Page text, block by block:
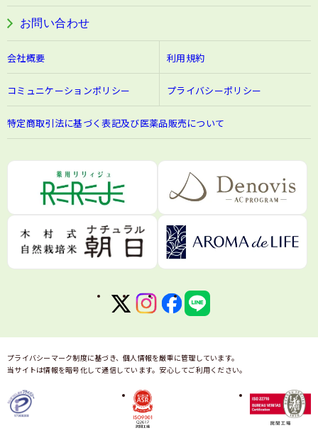
お問い合わせ
会社概要 利用規約
コミュニケーションポリシー プライバシーポリシー
特定商取引法に基づく表記及び医薬品販売について
プライバシーマーク制度に基づき、個人情報を厳重に管理しています。
当サイトは情報を暗号化して通信しています。安心してご利用ください。